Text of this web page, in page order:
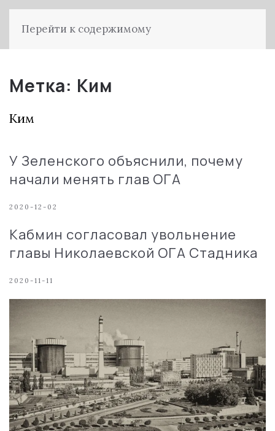
Перейти к содержимому
Метка: Ким
Ким
У Зеленского объяснили, почему
начали менять глав ОГА
2020-12-02
Кабмин согласовал увольнение
главы Николаевской ОГА Стадника
2020-11-11